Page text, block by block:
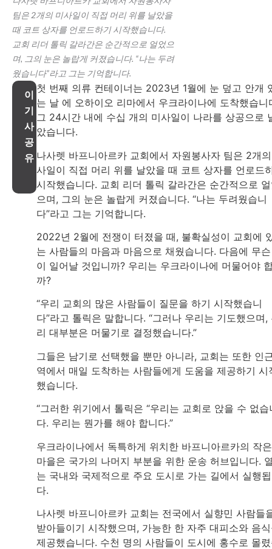
팀은 2개의 미사일이 직접 머리 위를 날았을
때 코트 상자를 언로드하기 시작했습니다.
교회 리더 톨릭 갈라간은 순간적으로 얼었으
며, 그의 눈은 놀랍게 커졌습니다. “나는 두려
웠습니다”라고 그는 기억합니다.
이
기
사
공
유
첫 번째 의류 컨테이너는 2023년 1월에 눈 덮고 안개
는 날 에 오하이오 리마에서 우크라이나에 도착했습니
그 24시간 내에 수십 개의 미사일이 나라를 상공으로
았습니다.
나사렛 바프니아르카 교회에서 자원봉사자 팀은 2개
사일이 직접 머리 위를 날았을 때 코트 상자를 언로드
시작했습니다. 교회 리더 톨릭 갈라간은 순간적으로
으며, 그의 눈은 놀랍게 커졌습니다. “나는 두려웠습니
다”라고 그는 기억합니다.
2022년 2월에 전쟁이 터졌을 때, 불확실성이 교회에
는 사람들의 마음과 마음으로 채웠습니다. 다음에 무
이 일어날 것입니까? 우리는 우크라이나에 머물어야
까?
“우리 교회의 많은 사람들이 질문을 하기 시작했습니
다”라고 톨릭은 말합니다. “그러나 우리는 기도했으며,
리 대부분은 머물기로 결정했습니다.”
그들은 남기로 선택했을 뿐만 아니라, 교회는 또한 인
역에서 매일 도착하는 사람들에게 도움을 제공하기 시
했습니다.
“그러한 위기에서 톨릭은 “우리는 교회로 앉을 수 없습
다. 우리는 뭔가를 해야 합니다.”
우크라이나에서 독특하게 위치한 바프니아르카의 작은
마을은 국가의 나머지 부분을 위한 운송 허브입니다.
는 국내와 국제적으로 주요 도시로 가는 길에서 실행
다.
나사렛 바프니아르카 교회는 전국에서 실향민 사람들
받아들이기 시작했으며, 가능한 한 자주 대피소와 음
제공했습니다. 수천 명의 사람들이 도시에 홍수로 몰